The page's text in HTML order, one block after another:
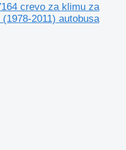
crevo za klimu za
2011) autobusa